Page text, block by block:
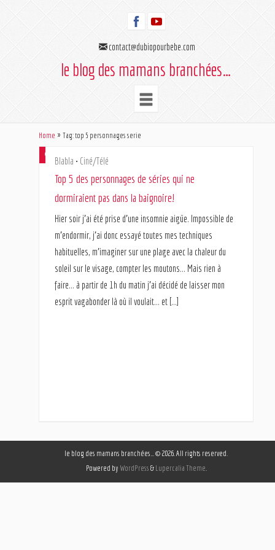
contact@dubiopourbebe.com
le blog des mamans branchées…
Home Tag: top 5 personnages serie
24 août 2014
Blabla • Ciné/Télé
Top 5 des personnages de séries qui ne
dormiraient pas dans la baignoire!
Hier soir j’ai été prise d’une insomnie aigüe. Impossible de
m’endormir, j’ai donc essayé toutes mes techniques
habituelles, m’imaginer sur une plage avec la chaleur du
soleil sur le visage, compter les moutons… Mais rien à
faire… à partir de 1h du matin j’ai décidé de laisser mon
esprit vagabonder là où il voulait… et […]
le blog des mamans branchées… © 2026. All rights reserved.
Powered by WordPress & Lupercalia Theme.